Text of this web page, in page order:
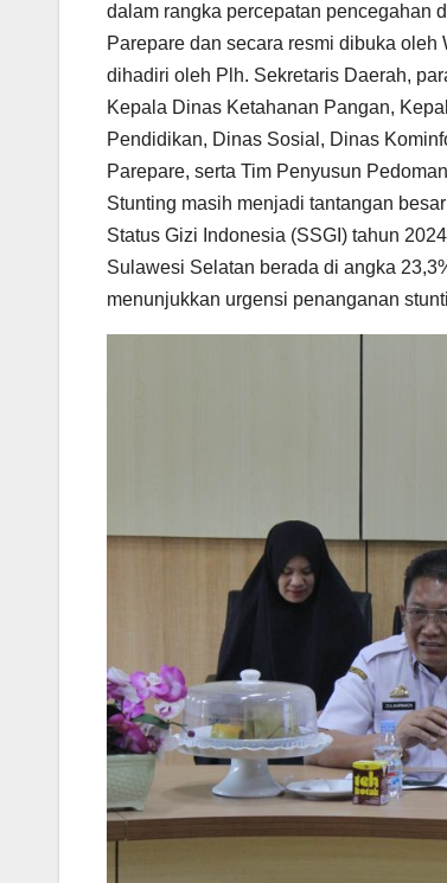
dalam rangka percepatan pencegahan
Parepare dan secara resmi dibuka oleh
dihadiri oleh Plh. Sekretaris Daerah,
Kepala Dinas Ketahanan Pangan,
Pendidikan, Dinas Sosial, Dinas
Parepare, serta Tim Penyusun
Stunting masih menjadi tantangan
Status Gizi Indonesia (SSGI) tahun
Sulawesi Selatan berada di angka
menunjukkan urgensi penanganan